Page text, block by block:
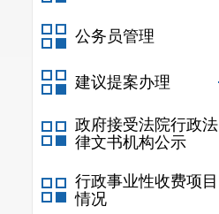
公务员管理
建议提案办理
政府接受法院行政法
律文书机构公示
行政事业性收费项目
情况